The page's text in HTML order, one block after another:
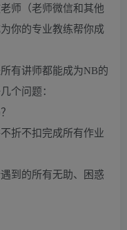
师（老师微信和其他
你的专业教练帮你成
有讲师都能成为NB的
个问题：
折不扣完成所有作业
到的所有无助、困惑